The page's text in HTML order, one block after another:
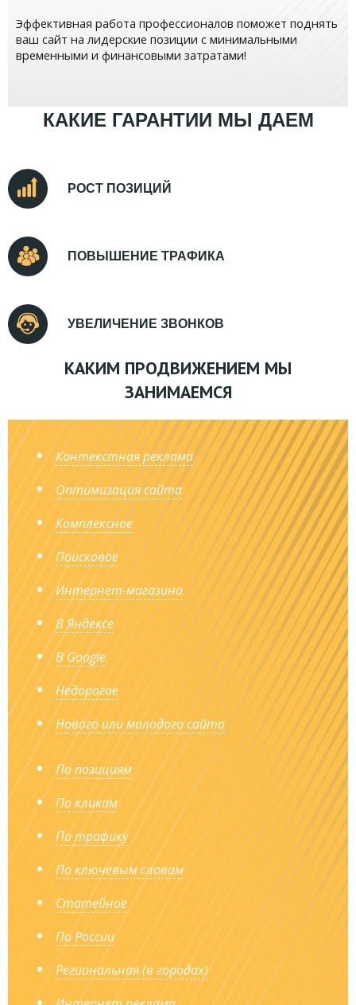
Эффективная работа профессионалов поможет поднять
ваш сайт на лидерские позиции с минимальными
временными и финансовыми затратами!
КАКИЕ ГАРАНТИИ МЫ ДАЕМ
РОСТ ПОЗИЦИЙ
ПОВЫШЕНИЕ ТРАФИКА
УВЕЛИЧЕНИЕ ЗВОНКОВ
КАКИМ ПРОДВИЖЕНИЕМ МЫ
ЗАНИМАЕМСЯ
Контекстная реклама
Оптимизация сайта
Комплексное
Поисковое
Интернет-магазина
В Яндексе
В Google
Недорогое
Нового или молодого сайта
По позициям
По кликам
По трафику
По ключевым словам
Статейное
По России
Региональная (в городах)